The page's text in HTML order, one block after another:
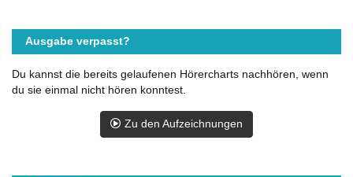
Ausgabe verpasst?
Du kannst die bereits gelaufenen Hörercharts nachhören, wenn
du sie einmal nicht hören konntest.
Zu den Aufzeichnungen